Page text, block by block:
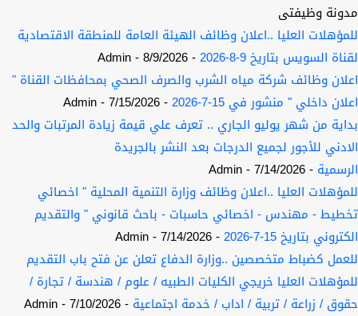
مدونة وظيفتى
للمؤهلات العليا ..اعلان وظائف الهيئة العامة للمنطقة الاقتصادية
لقناة السويس بتاريخ 9-8-2026
- 8/9/2026
- Admin
اعلان وظائف شركة مياه الشرب والصرف الصحي بمحافظات القناة "
اعلان داخلي " منشور في 15-7-2026
- 7/15/2026
- Admin
بداية من شهر يوليو الجاري .. تعرف علي قيمة زيادة المرتبات والحد
الادني للأجور لجميع الدرجات بعد النشر بالجريدة
الرسمية - 7/14/2026
- Admin
للمؤهلات العليا ..اعلان وظائف وزارة التنمية المحلية " اخصائي
تخطيط - مهندس - اخصائي حاسبات - باحث قانوني " والتقديم
الكتروني بتاريخ 15-7-2026
- 7/14/2026
- Admin
للعمل كضباط متخصصين ..وزارة الدفاع تعلن عن فتح باب التقديم
للمؤهلات العليا خريجي الكليات الطبيه / علوم / هندسة / تجارة /
حقوق / زراعة / تربية / اداب / خدمة اجتماعية - 7/10/2026
- Admin